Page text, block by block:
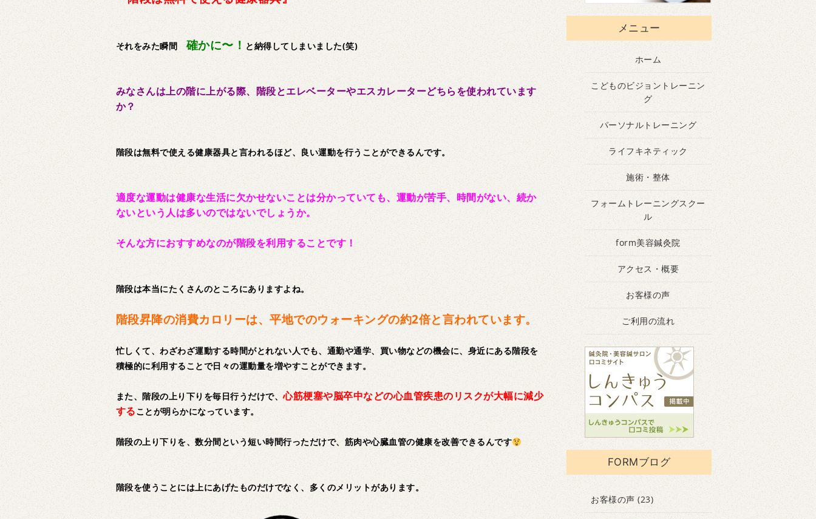
それをみた瞬間確かに〜！ と納得してしまいました(笑)
みなさんは上の階に上がる際、階段とエレベーターやエスカレーターどちらを使われています
か？
階段は無料で使える健康器具と言われるほど、良い運動を行うことができるんです。
適度な運動は健康な生活に欠かせないことは分かっていても、運動が苦手、時間がない、続か
ないという人は多いのではないでしょうか。
そんな方におすすめなのが階段を利用することです！
階段は本当にたくさんのところにありますよね。
階段昇降の消費カロリーは、平地でのウォーキングの約2倍と言われています。
忙しくて、わざわざ運動する時間がとれない人でも、通勤や通学、買い物などの機会に、身近にある階段を
積極的に利用することで日々の運動量を増やすことができます。
また、階段の上り下りを毎日行うだけで、心筋梗塞や脳卒中などの心血管疾患のリスクが大幅に減少
することが明らかになっています。
階段の上り下りを、数分間という短い時間行っただけで、筋肉や心臓血管の健康を改善できるんです
階段を使うことには上にあげたものだけでなく、多くのメリットがあります。
メニュー
ホーム
こどものビジョントレーニン
グ
パーソナルトレーニング
ライフキネティック
施術・整体
フォームトレーニングスクー
ル
form美容鍼灸院
アクセス・概要
お客様の声
ご利用の流れ
FORMブログ
お客様の声 (23)